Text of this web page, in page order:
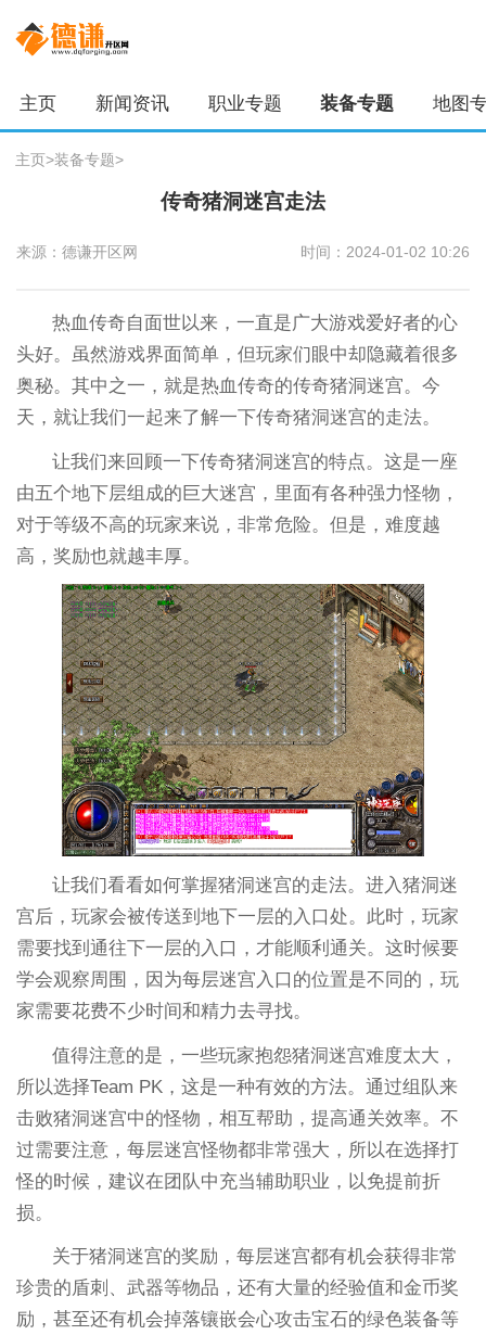
主页 新闻资讯 职业专题 装备专题 地图
主页>装备专题>
传奇猪洞迷宫走法
来源：德谦开区网 时间：2024-01-02 10:26
热血传奇自面世以来，一直是广大游戏爱好者的心
头好。虽然游戏界面简单，但玩家们眼中却隐藏着很多
奥秘。其中之一，就是热血传奇的传奇猪洞迷宫。今
天，就让我们一起来了解一下传奇猪洞迷宫的走法。
让我们来回顾一下传奇猪洞迷宫的特点。这是一座
由五个地下层组成的巨大迷宫，里面有各种强力怪物，
对于等级不高的玩家来说，非常危险。但是，难度越
高，奖励也就越丰厚。
让我们看看如何掌握猪洞迷宫的走法。进入猪洞迷
宫后，玩家会被传送到地下一层的入口处。此时，玩家
需要找到通往下一层的入口，才能顺利通关。这时候要
学会观察周围，因为每层迷宫入口的位置是不同的，玩
家需要花费不少时间和精力去寻找。
值得注意的是，一些玩家抱怨猪洞迷宫难度太大，
所以选择Team PK，这是一种有效的方法。通过组队来
击败猪洞迷宫中的怪物，相互帮助，提高通关效率。不
过需要注意，每层迷宫怪物都非常强大，所以在选择打
怪的时候，建议在团队中充当辅助职业，以免提前折
损。
关于猪洞迷宫的奖励，每层迷宫都有机会获得非常
珍贵的盾刺、武器等物品，还有大量的经验值和金币奖
励，甚至还有机会掉落镶嵌会心攻击宝石的绿色装备等